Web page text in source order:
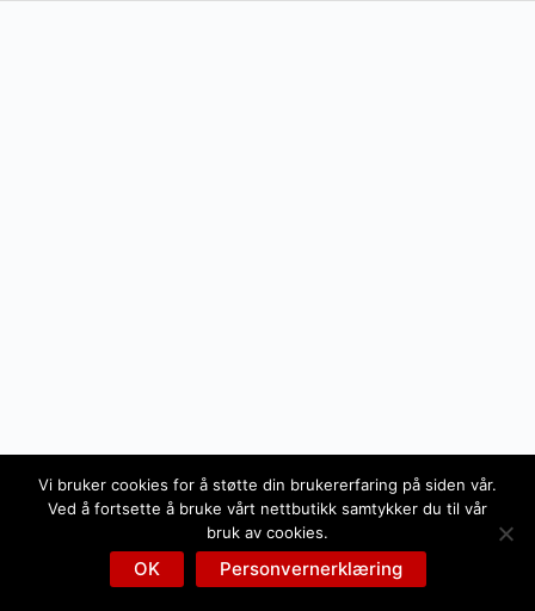
Vi bruker cookies for å støtte din brukererfaring på siden vår.
Ved å fortsette å bruke vårt nettbutikk samtykker du til vår
bruk av cookies.
OK Personvernerklæring